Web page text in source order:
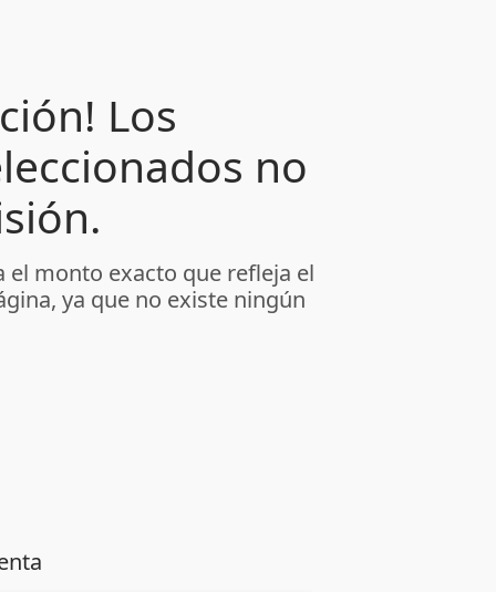
Los
no
el monto exacto que refleja el
ya que no existe ningún